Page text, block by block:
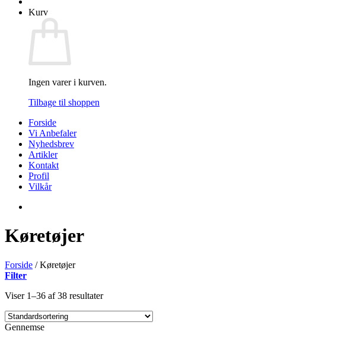
Kurv
Ingen varer i kurven.
Tilbage til shoppen
Forside
Vi Anbefaler
Nyhedsbrev
Artikler
Kontakt
Profil
Vilkår
Køretøjer
Forside /Køretøjer
Filter
Viser 1–36 af 38 resultater
Gennemse